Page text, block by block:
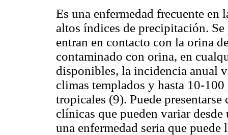
Es una enfermedad frecuente en
altos índices de precipitación. Se
entran en contacto con la orina
contaminado con orina, en
disponibles, la incidencia anual
climas templados y hasta 10-
tropicales (9). Puede
clínicas que pueden variar
una enfermedad seria que puede